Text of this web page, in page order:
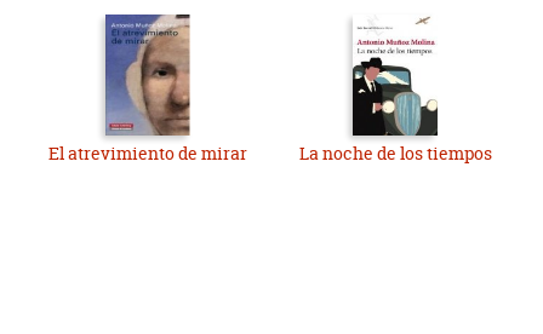
El atrevimiento de mirar La noche de los tiempos